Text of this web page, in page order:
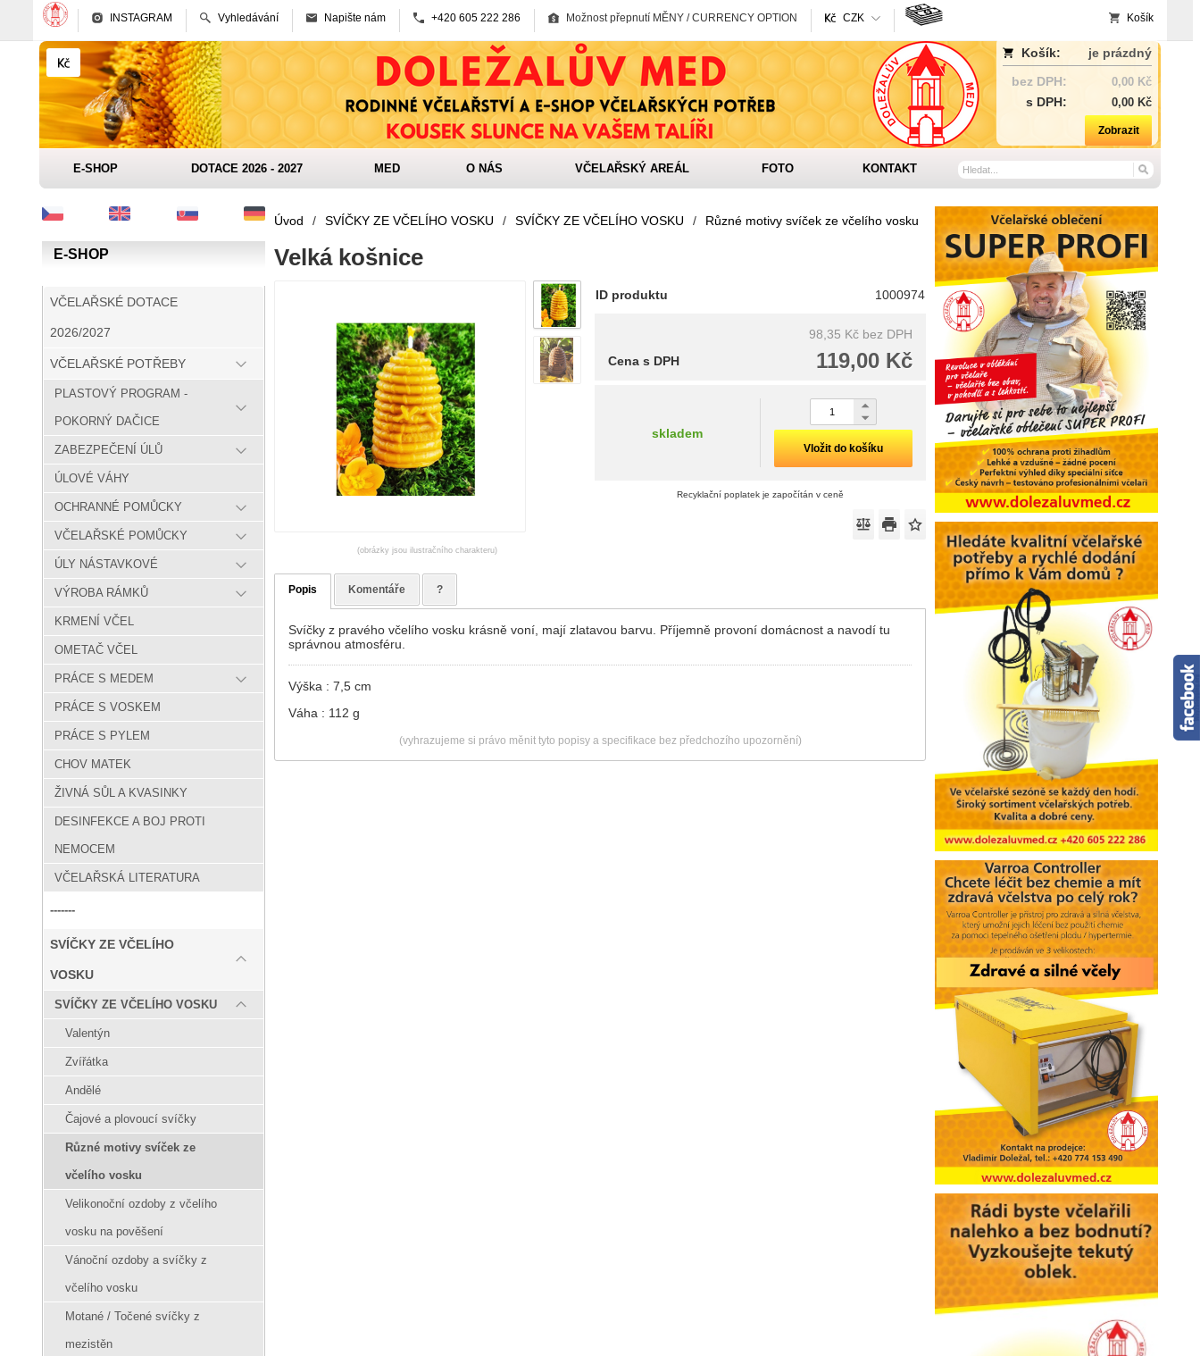
INSTAGRAM Vyhledávání Napište nám +420 605 222 286 Možnost přepnutí MĚNY / CURRENCY OPTION CZK Košík
Košík:
je prázdný
bez DPH:
0,00 Kč
s DPH: 0,00 Kč
Zobrazit
E-SHOP DOTACE 2026 - 2027 MED O NÁS VČELAŘSKÝ AREÁL FOTO KONTAKT
E-SHOP
VČELAŘSKÉ DOTACE
2026/2027
VČELAŘSKÉ POTŘEBY
PLASTOVÝ PROGRAM -
POKORNÝ DAČICE
ZABEZPEČENÍ ÚLŮ
ÚLOVÉ VÁHY
OCHRANNÉ POMŮCKY
VČELAŘSKÉ POMŮCKY
ÚLY NÁSTAVKOVÉ
VÝROBA RÁMKŮ
KRMENÍ VČEL
OMETAČ VČEL
PRÁCE S MEDEM
PRÁCE S VOSKEM
PRÁCE S PYLEM
CHOV MATEK
ŽIVNÁ SŮL A KVASINKY
DESINFEKCE A BOJ PROTI
NEMOCEM
VČELAŘSKÁ LITERATURA
-------
SVÍČKY ZE VČELÍHO
VOSKU
SVÍČKY ZE VČELÍHO VOSKU
Valentýn
Zvířátka
Andělé
Čajové a plovoucí svíčky
Různé motivy svíček ze
včelího vosku
Velikonoční ozdoby z včelího
vosku na pověšení
Vánoční ozdoby a svíčky z
včelího vosku
Motané / Točené svíčky z
mezistěn
Úvod / SVÍČKY ZE VČELÍHO VOSKU / SVÍČKY ZE VČELÍHO VOSKU / Různé motivy svíček ze včelího vosku
Velká košnice
(obrázky jsou ilustračního charakteru)
ID produktu 1000974
98,35 Kč bez DPH
119,00 Kč
Cena s DPH
skladem
Vložit do košíku
Recyklační poplatek je započítán v ceně
Popis Komentáře ?
Svíčky z pravého včelího vosku krásně voní, mají zlatavou barvu. Příjemně provoní domácnost a navodí tu
správnou atmosféru.
Výška : 7,5 cm
Váha : 112 g
(vyhrazujeme si právo měnit tyto popisy a specifikace bez předchozího upozornění)